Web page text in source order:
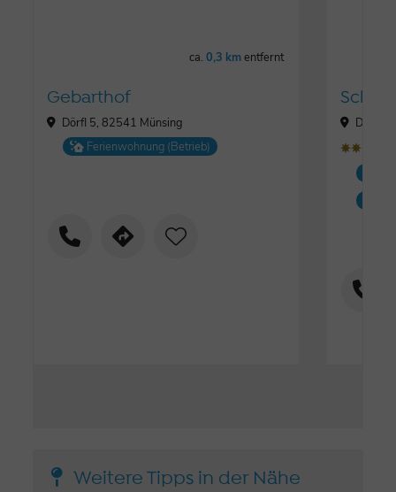
ca.0,3 kmentfernt
Gebarthof
Dörfl 5, 82541 Münsing
Ferienwohnung (Betrieb)
Dörfl
ȚȚȚ
Weitere Tipps in der Nähe